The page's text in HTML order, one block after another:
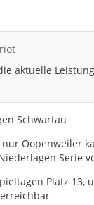
aktuelle
Schwartau
nur Oopenweiler
Serie
Platz 13,